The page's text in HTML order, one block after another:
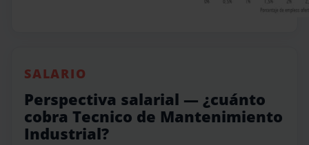
SALARIO
Perspectiva salarial — ¿cuánto
cobra Tecnico de Mantenimiento
Industrial?